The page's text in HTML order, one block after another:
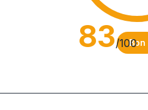
83/100Bon